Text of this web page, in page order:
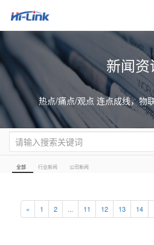
新闻资
热点/痛点/观点 连点成线，物
全部 行业新闻 公司新闻
« 1 2 11 12 13 14